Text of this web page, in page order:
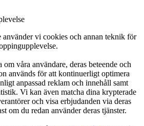
använder vi cookies och annan teknik för
våra användare, deras beteende och
används för att kontinuerligt optimera
anpassad reklam och innehåll samt
Vi kan även matcha dina krypterade
och visa erbjudanden via deras
om du redan använder deras tjänster.